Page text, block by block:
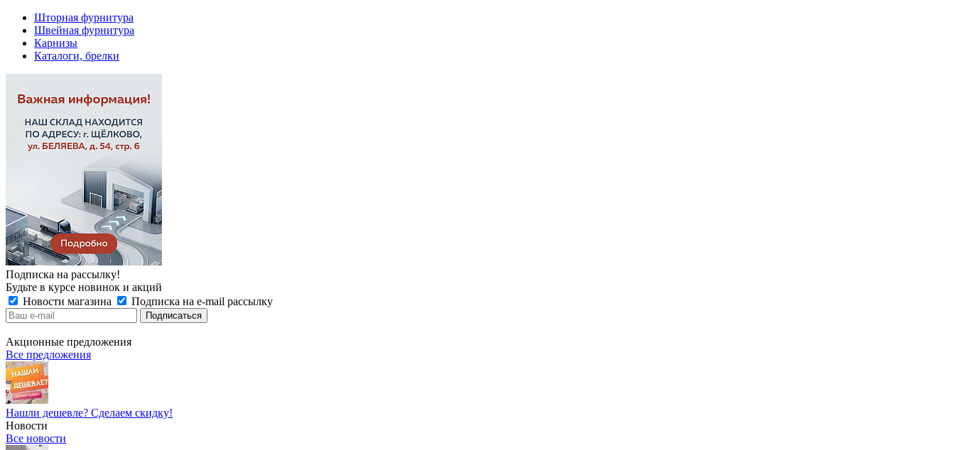
Шторная фурнитура
Швейная фурнитура
Карнизы
Каталоги, брелки
Подписка на рассылку!
Будьте в курсе новинок и акций
Новости магазина
Подписка на e-mail рассылку
Акционные предложения
Все предложения
Нашли дешевле? Сделаем скидку!
Новости
Все новости